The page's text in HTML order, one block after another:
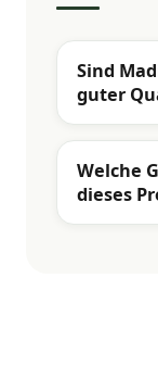
Sind
guter
Welche
dieses